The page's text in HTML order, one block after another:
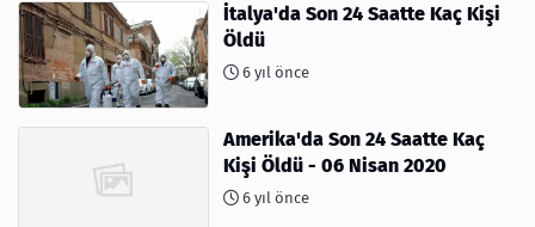
İtalya'da Son 24 Saatte Kaç Kişi
Öldü
6 yıl önce
Amerika'da Son 24 Saatte Kaç
Kişi Öldü - 06 Nisan 2020
6 yıl önce